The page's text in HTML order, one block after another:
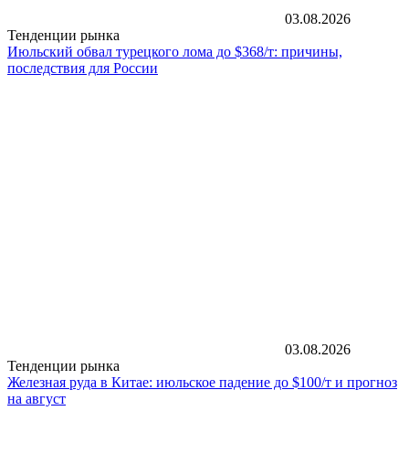
03.08.2026
Тенденции рынка
Июльский обвал турецкого лома до $368/т: причины,
последствия для России
03.08.2026
Тенденции рынка
Железная руда в Китае: июльское падение до $100/т и прогноз
на август